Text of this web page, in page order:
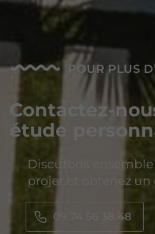
POUR PLUS
Contactez-
étude
Discutons ensemble
projet et obtenez un
09 74 56 38 48